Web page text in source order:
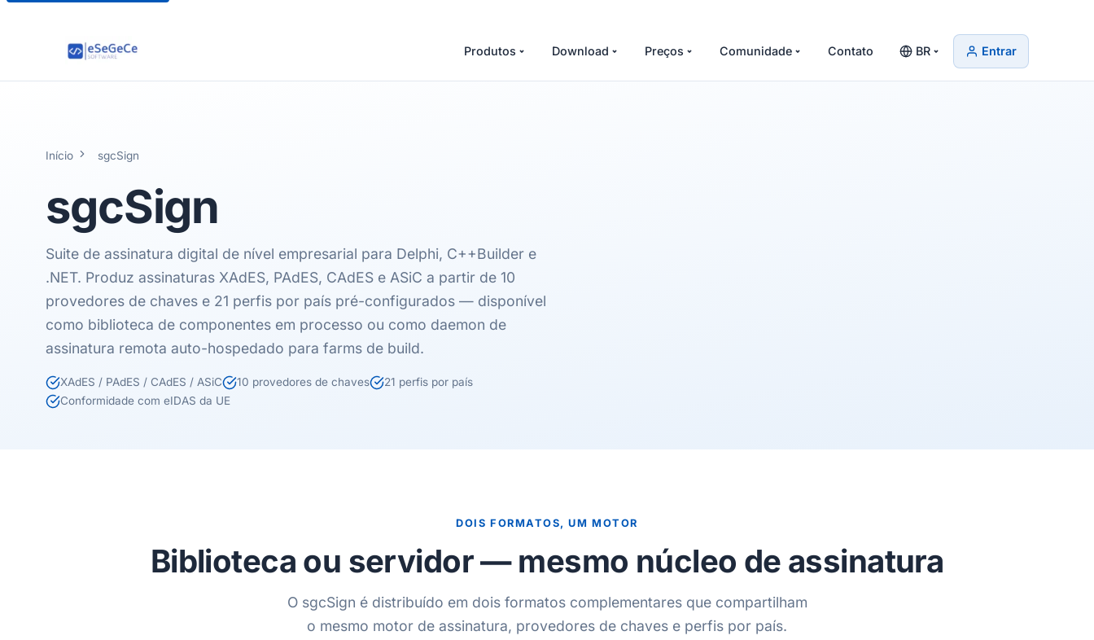
Produtos Download Preços Comunidade Contato BR Entrar
Início sgcSign
sgcSign
Suite de assinatura digital de nível empresarial para Delphi, C++Builder e
.NET. Produz assinaturas XAdES, PAdES, CAdES e ASiC a partir de 10
provedores de chaves e 21 perfis por país pré-configurados — disponível
como biblioteca de componentes em processo ou como daemon de
assinatura remota auto-hospedado para farms de build.
XAdES / PAdES / CAdES / ASiC 10 provedores de chaves
21 perfis por país
Conformidade com eIDAS da UE
DOIS FORMATOS, UM MOTOR
Biblioteca ou servidor — mesmo núcleo de assinatura
O sgcSign é distribuído em dois formatos complementares que compartilham
o mesmo motor de assinatura, provedores de chaves e perfis por país.